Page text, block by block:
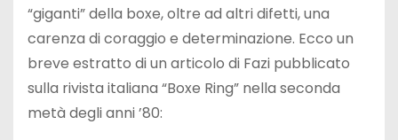
“giganti” della boxe, oltre ad altri difetti, una
carenza di coraggio e determinazione. Ecco un
breve estratto di un articolo di Fazi pubblicato
sulla rivista italiana “Boxe Ring” nella seconda
metà degli anni ’80: